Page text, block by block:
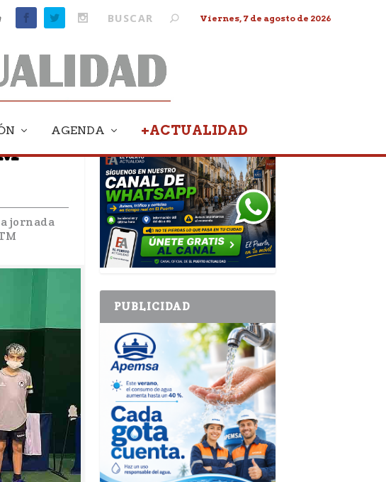
Viernes, 7 de agosto de 2026
AGENDA +ACTUALIDAD
jornada
PUBLICIDAD
PUBLICIDAD